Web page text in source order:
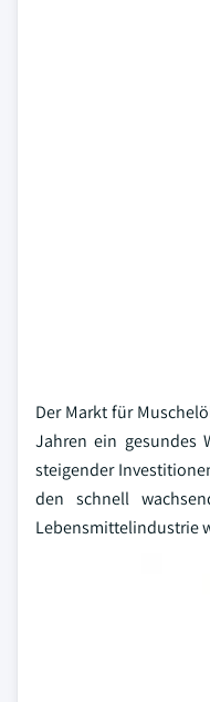
Der Markt für
Jahren ein gesundes
steigender
den schnell
Lebensmittelindustrie